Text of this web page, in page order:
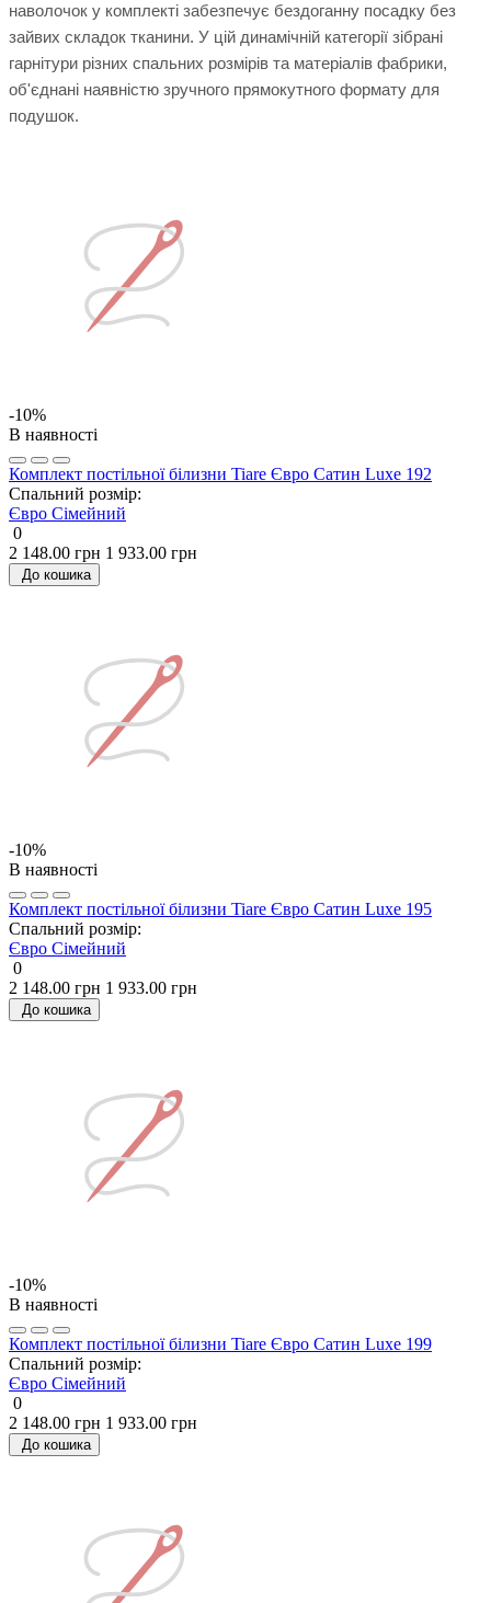
наволочок у комплекті забезпечує бездоганну посадку без
зайвих складок тканини. У цій динамічній категорії зібрані
гарнітури різних спальних розмірів та матеріалів фабрики,
об'єднані наявністю зручного прямокутного формату для
подушок.
-10%
В наявності
Комплект постільної білизни Tiare Євро Сатин Luxe 192
Спальний розмір:
Євро Сімейний
0
2 148.00 грн 1 933.00 грн
До кошика
-10%
В наявності
Комплект постільної білизни Tiare Євро Сатин Luxe 195
Спальний розмір:
Євро Сімейний
0
2 148.00 грн 1 933.00 грн
До кошика
-10%
В наявності
Комплект постільної білизни Tiare Євро Сатин Luxe 199
Спальний розмір:
Євро Сімейний
0
2 148.00 грн 1 933.00 грн
До кошика